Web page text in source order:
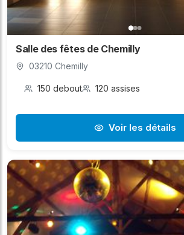
Salle des fêtes de Chemilly
03210 Chemilly
150 debout 120 assises
Voir les détails